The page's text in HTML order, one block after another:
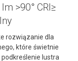
>90° CRI≥
rozwiązanie dla
które świetnie
lustra